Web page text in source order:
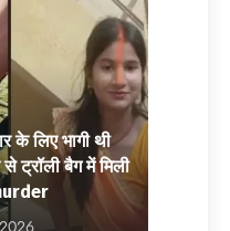
के लिए भागी थी
ट्रॉली बैग में मिली